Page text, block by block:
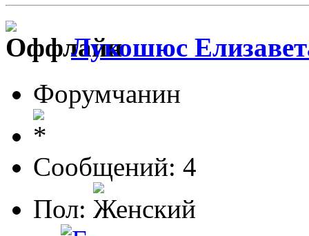
Лукошюс
Форумчанин
Сообщений: 4
Пол: